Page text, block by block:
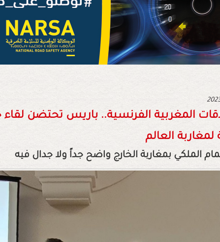
المغربية الفرنسية.. باريس تحتضن لقاء
العالم
الملكي بمغاربة الخارج واضح جداً ولا جدال فيه